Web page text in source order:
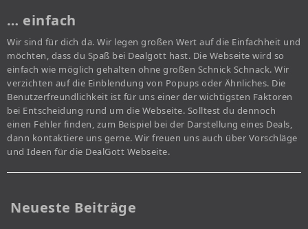
… einfach
Wir sind für dich da. Wir legen großen Wert auf die Einfachheit und
möchten, dass du Spaß bei Dealgott hast. Die Webseite wird so
einfach wie möglich gehalten ohne großen Schnick Schnack. Wir
verzichten auf die Einblendung von Popups oder Ähnliches. Die
Benutzerfreundlichkeit ist für uns einer der wichtigsten Faktoren
bei Entscheidung rund um die Webseite. Solltest du dennoch
einen Fehler finden, zum Beispiel bei der Darstellung eines Deals,
dann kontaktiere uns gerne. Wir freuen uns auch über Vorschläge
und Ideen für die DealGott Webseite.
Neueste Beiträge